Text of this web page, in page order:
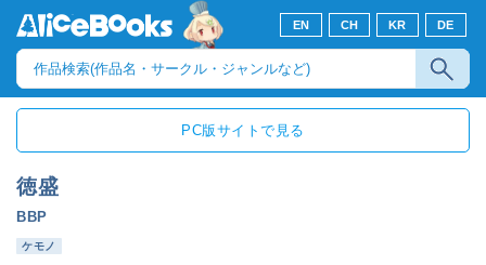
EN CH KR DE
PC版サイトで見る
徳盛
BBP
ケモノ